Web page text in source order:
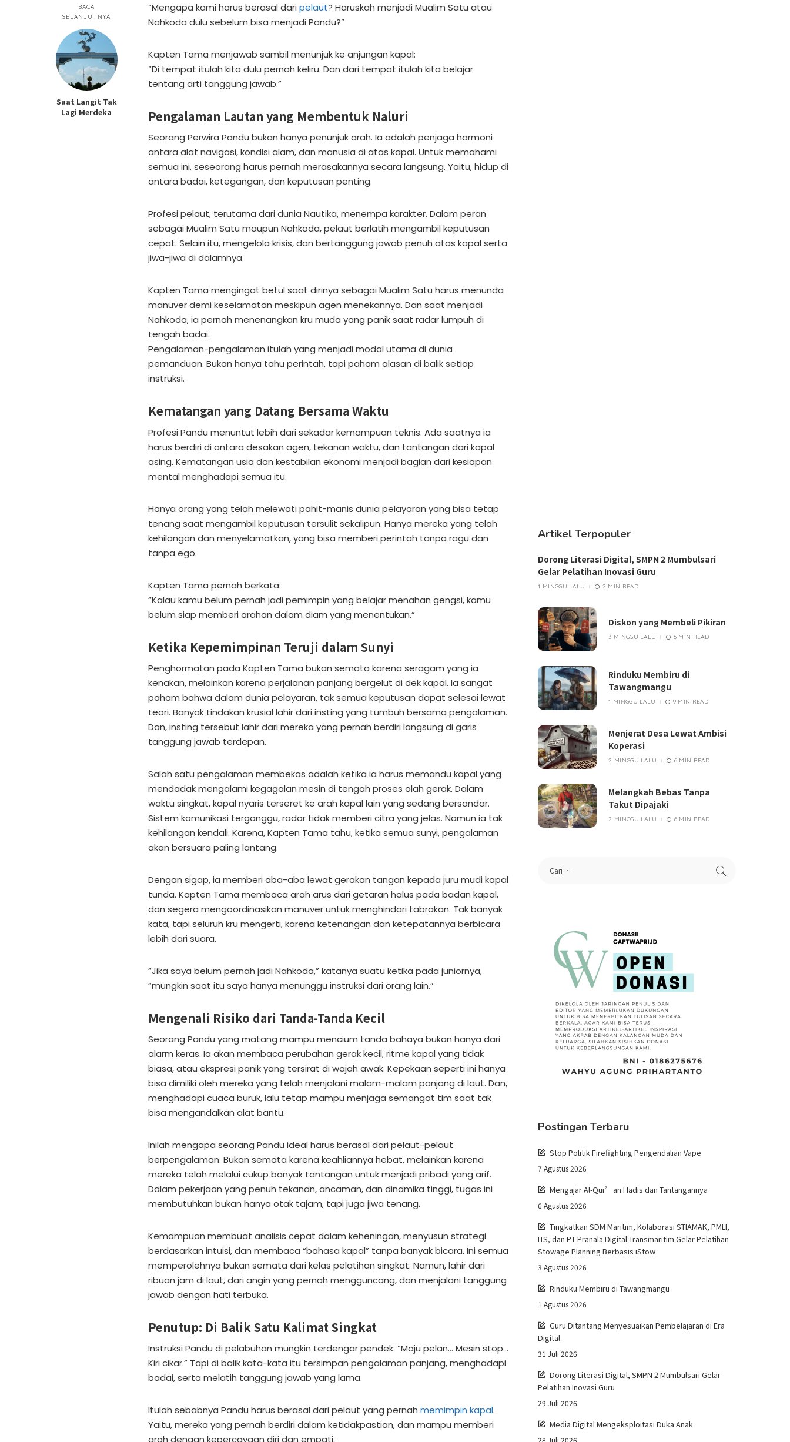
BACA
SELANJUTNYA
Saat Langit Tak
Lagi Merdeka
“Mengapa kami harus berasal dari pelaut? Haruskah menjadi Mualim Satu atau
Nahkoda dulu sebelum bisa menjadi Pandu?”
Kapten Tama menjawab sambil menunjuk ke anjungan kapal:
“Di tempat itulah kita dulu pernah keliru. Dan dari tempat itulah kita belajar
tentang arti tanggung jawab.”
Pengalaman Lautan yang Membentuk Naluri
Seorang Perwira Pandu bukan hanya penunjuk arah. Ia adalah penjaga harmoni
antara alat navigasi, kondisi alam, dan manusia di atas kapal. Untuk memahami
semua ini, seseorang harus pernah merasakannya secara langsung. Yaitu, hidup di
antara badai, ketegangan, dan keputusan penting.
Profesi pelaut, terutama dari dunia Nautika, menempa karakter. Dalam peran
sebagai Mualim Satu maupun Nahkoda, pelaut berlatih mengambil keputusan
cepat. Selain itu, mengelola krisis, dan bertanggung jawab penuh atas kapal serta
jiwa-jiwa di dalamnya.
Kapten Tama mengingat betul saat dirinya sebagai Mualim Satu harus menunda
manuver demi keselamatan meskipun agen menekannya. Dan saat menjadi
Nahkoda, ia pernah menenangkan kru muda yang panik saat radar lumpuh di
tengah badai.
Pengalaman-pengalaman itulah yang menjadi modal utama di dunia
pemanduan. Bukan hanya tahu perintah, tapi paham alasan di balik setiap
instruksi.
Kematangan yang Datang Bersama Waktu
Profesi Pandu menuntut lebih dari sekadar kemampuan teknis. Ada saatnya ia
harus berdiri di antara desakan agen, tekanan waktu, dan tantangan dari kapal
asing. Kematangan usia dan kestabilan ekonomi menjadi bagian dari kesiapan
mental menghadapi semua itu.
Hanya orang yang telah melewati pahit-manis dunia pelayaran yang bisa tetap
tenang saat mengambil keputusan tersulit sekalipun. Hanya mereka yang telah
kehilangan dan menyelamatkan, yang bisa memberi perintah tanpa ragu dan
tanpa ego.
Kapten Tama pernah berkata:
“Kalau kamu belum pernah jadi pemimpin yang belajar menahan gengsi, kamu
belum siap memberi arahan dalam diam yang menentukan.”
Ketika Kepemimpinan Teruji dalam Sunyi
Penghormatan pada Kapten Tama bukan semata karena seragam yang ia
kenakan, melainkan karena perjalanan panjang bergelut di dek kapal. Ia sangat
paham bahwa dalam dunia pelayaran, tak semua keputusan dapat selesai lewat
teori. Banyak tindakan krusial lahir dari insting yang tumbuh bersama pengalaman.
Dan, insting tersebut lahir dari mereka yang pernah berdiri langsung di garis
tanggung jawab terdepan.
Salah satu pengalaman membekas adalah ketika ia harus memandu kapal yang
mendadak mengalami kegagalan mesin di tengah proses olah gerak. Dalam
waktu singkat, kapal nyaris terseret ke arah kapal lain yang sedang bersandar.
Sistem komunikasi terganggu, radar tidak memberi citra yang jelas. Namun ia tak
kehilangan kendali. Karena, Kapten Tama tahu, ketika semua sunyi, pengalaman
akan bersuara paling lantang.
Dengan sigap, ia memberi aba-aba lewat gerakan tangan kepada juru mudi kapal
tunda. Kapten Tama membaca arah arus dari getaran halus pada badan kapal,
dan segera mengoordinasikan manuver untuk menghindari tabrakan. Tak banyak
kata, tapi seluruh kru mengerti, karena ketenangan dan ketepatannya berbicara
lebih dari suara.
“Jika saya belum pernah jadi Nahkoda,” katanya suatu ketika pada juniornya,
“mungkin saat itu saya hanya menunggu instruksi dari orang lain.”
Mengenali Risiko dari Tanda-Tanda Kecil
Seorang Pandu yang matang mampu mencium tanda bahaya bukan hanya dari
alarm keras. Ia akan membaca perubahan gerak kecil, ritme kapal yang tidak
biasa, atau ekspresi panik yang tersirat di wajah awak. Kepekaan seperti ini hanya
bisa dimiliki oleh mereka yang telah menjalani malam-malam panjang di laut. Dan,
menghadapi cuaca buruk, lalu tetap mampu menjaga semangat tim saat tak
bisa mengandalkan alat bantu.
Inilah mengapa seorang Pandu ideal harus berasal dari pelaut-pelaut
berpengalaman. Bukan semata karena keahliannya hebat, melainkan karena
mereka telah melalui cukup banyak tantangan untuk menjadi pribadi yang arif.
Dalam pekerjaan yang penuh tekanan, ancaman, dan dinamika tinggi, tugas ini
membutuhkan bukan hanya otak tajam, tapi juga jiwa tenang.
Kemampuan membuat analisis cepat dalam keheningan, menyusun strategi
berdasarkan intuisi, dan membaca “bahasa kapal” tanpa banyak bicara. Ini semua
memperolehnya bukan semata dari kelas pelatihan singkat. Namun, lahir dari
ribuan jam di laut, dari angin yang pernah mengguncang, dan menjalani tanggung
jawab dengan hati terbuka.
Penutup: Di Balik Satu Kalimat Singkat
Instruksi Pandu di pelabuhan mungkin terdengar pendek: “Maju pelan… Mesin stop…
Kiri cikar.” Tapi di balik kata-kata itu tersimpan pengalaman panjang, menghadapi
badai, serta melatih tanggung jawab yang lama.
Itulah sebabnya Pandu harus berasal dari pelaut yang pernah memimpin kapal.
Yaitu, mereka yang pernah berdiri dalam ketidakpastian, dan mampu memberi
Artikel Terpopuler
Dorong Literasi Digital, SMPN 2 Mumbulsari
Gelar Pelatihan Inovasi Guru
1 MINGGU LALU 2 MIN READ
Diskon yang Membeli Pikiran
3 MINGGU LALU 5 MIN READ
Rinduku Membiru di
Tawangmangu
1 MINGGU LALU 9 MIN READ
Menjerat Desa Lewat Ambisi
Koperasi
2 MINGGU LALU 6 MIN READ
Melangkah Bebas Tanpa
Takut Dipajaki
2 MINGGU LALU 6 MIN READ
Postingan Terbaru
Stop Politik Firefighting Pengendalian Vape
7 Agustus 2026
Mengajar Al-Qur’an Hadis dan Tantangannya
6 Agustus 2026
Tingkatkan SDM Maritim, Kolaborasi STIAMAK, PMLI,
ITS, dan PT Pranala Digital Transmaritim Gelar Pelatihan
Stowage Planning Berbasis iStow
3 Agustus 2026
Rinduku Membiru di Tawangmangu
1 Agustus 2026
Guru Ditantang Menyesuaikan Pembelajaran di Era
Digital
31 Juli 2026
Dorong Literasi Digital, SMPN 2 Mumbulsari Gelar
Pelatihan Inovasi Guru
29 Juli 2026
Media Digital Mengeksploitasi Duka Anak